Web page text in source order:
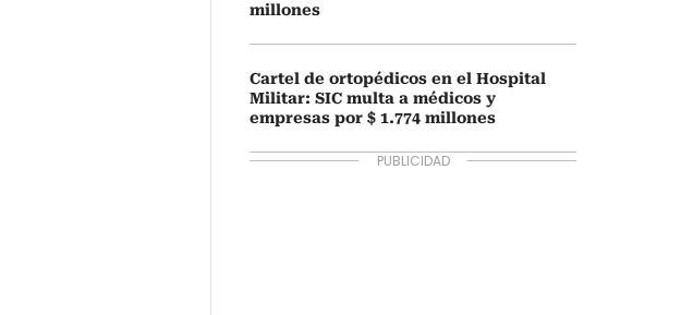
millones
Cartel de ortopédicos en el Hospital
Militar: SIC multa a médicos y
empresas por $ 1.774 millones